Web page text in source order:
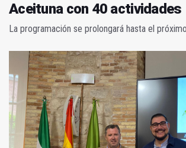
Aceituna con 40 actividades
La programación se prolongará hasta el